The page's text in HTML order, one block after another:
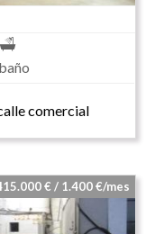
comercial
€ / 1.400 €/mes